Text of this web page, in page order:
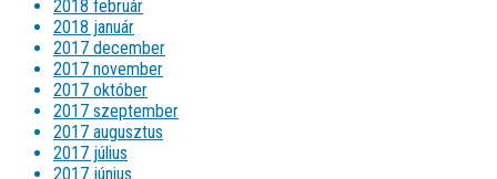
2018 február
2018 január
2017 december
2017 november
2017 október
2017 szeptember
2017 augusztus
2017 július
2017 június